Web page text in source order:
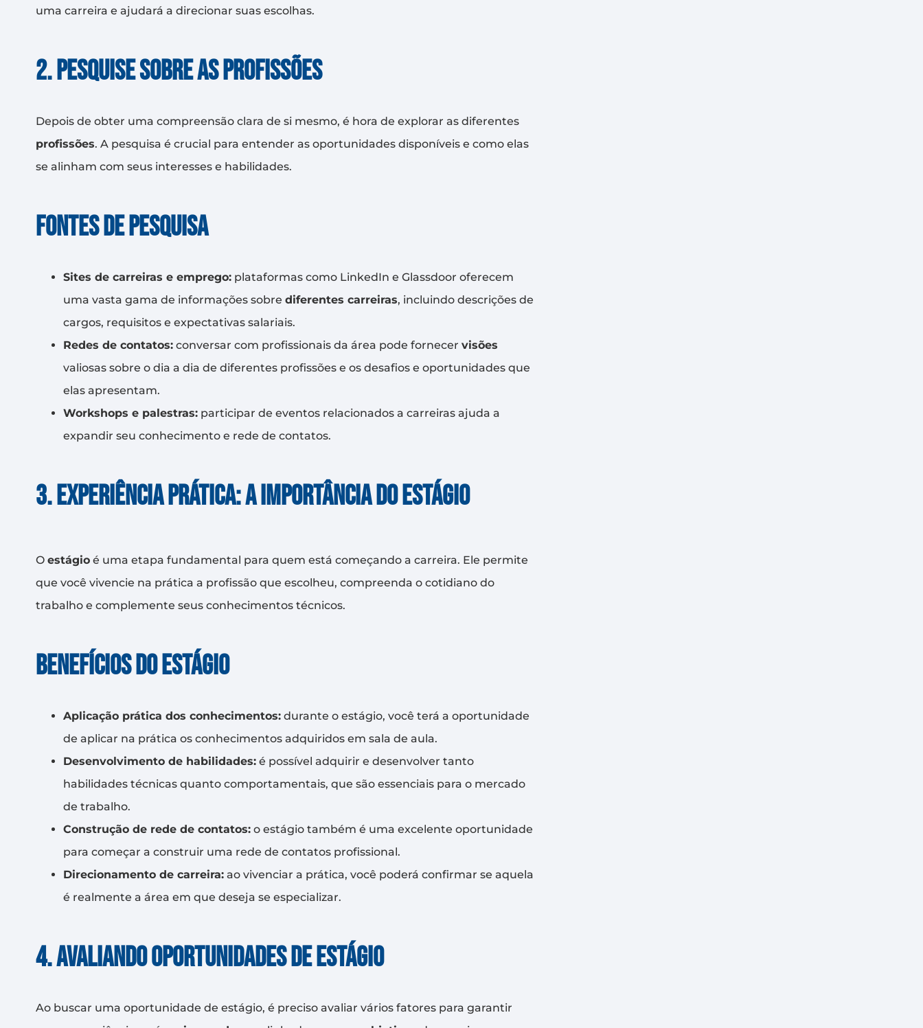
uma carreira e ajudará a direcionar suas escolhas.
2. Pesquise sobre as profissões
Depois de obter uma compreensão clara de si mesmo, é hora de explorar as diferentes
profissões. A pesquisa é crucial para entender as oportunidades disponíveis e como elas
se alinham com seus interesses e habilidades.
Fontes de pesquisa
Sites de carreiras e emprego: plataformas como LinkedIn e Glassdoor oferecem
uma vasta gama de informações sobre diferentes carreiras, incluindo descrições de
cargos, requisitos e expectativas salariais.
Redes de contatos: conversar com profissionais da área pode fornecer visões
valiosas sobre o dia a dia de diferentes profissões e os desafios e oportunidades que
elas apresentam.
Workshops e palestras: participar de eventos relacionados a carreiras ajuda a
expandir seu conhecimento e rede de contatos.
3. Experiência prática: a importância do estágio
O estágio é uma etapa fundamental para quem está começando a carreira. Ele permite
que você vivencie na prática a profissão que escolheu, compreenda o cotidiano do
trabalho e complemente seus conhecimentos técnicos.
Benefícios do estágio
Aplicação prática dos conhecimentos: durante o estágio, você terá a oportunidade
de aplicar na prática os conhecimentos adquiridos em sala de aula.
Desenvolvimento de habilidades: é possível adquirir e desenvolver tanto
habilidades técnicas quanto comportamentais, que são essenciais para o mercado
de trabalho.
Construção de rede de contatos: o estágio também é uma excelente oportunidade
para começar a construir uma rede de contatos profissional.
Direcionamento de carreira: ao vivenciar a prática, você poderá confirmar se aquela
é realmente a área em que deseja se especializar.
4. Avaliando oportunidades de estágio
Ao buscar uma oportunidade de estágio, é preciso avaliar vários fatores para garantir